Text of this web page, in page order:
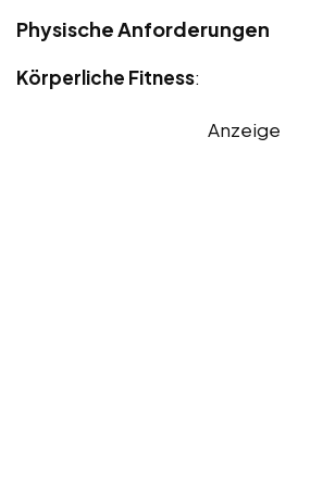
Physische Anforderungen
Körperliche Fitness:
Anzeige